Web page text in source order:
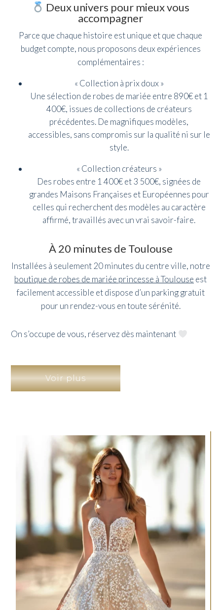
Deux univers pour mieux vous
accompagner
Parce que chaque histoire est unique et que chaque
budget compte, nous proposons deux expériences
complémentaires :
« Collection à prix doux »
Une sélection de robes de mariée entre 890€ et 1
400€, issues de collections de créateurs
précédentes. De magnifiques modèles,
accessibles, sans compromis sur la qualité ni sur le
style.
« Collection créateurs »
Des robes entre 1 400€ et 3 500€, signées de
grandes Maisons Françaises et Européennes pour
celles qui recherchent des modèles au caractère
affirmé, travaillés avec un vrai savoir-faire.
À 20 minutes de Toulouse
Installées à seulement 20 minutes du centre ville, notre
boutique de robes de mariée princesse à Toulouse est
facilement accessible et dispose d’un parking gratuit
pour un rendez-vous en toute sérénité.
On s’occupe de vous, réservez dès maintenant
Voir plus